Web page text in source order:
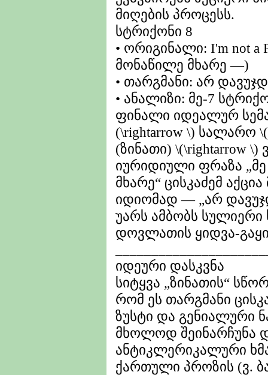
მიღების პროცესს.
სტრიქონი 8
• ორიგინალი: I'm not a
მონაწილე მხარე —)
• თარგმანი: არ
• ანალიზი: მე-7
ფინალი იდეალურ
(\rightarrow \) სალარო
(ზინათი) \(\rightarrow \)
იურიდიული ფრაზა
მხარე“ ცისკაძემ
იდიომად — „არ
უარს ამბობს სულიერი
დოვლათის ყიდვა-
იდეური დასკვნა
სიტყვა „ზინათის“
რომ ეს თარგმანი
ზუსტი და გენიალური
მხოლოდ შეინარჩუნა
ანტიკლერიკალური
ქართული პროზის (ვ.